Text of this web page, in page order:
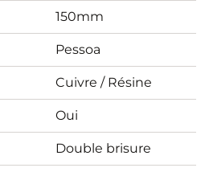
150mm
Pessoa
Cuivre / Résine
Oui
Double brisure